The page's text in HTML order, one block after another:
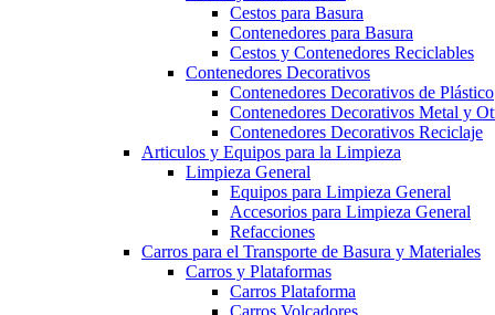
Cestos para Basura
Contenedores para Basura
Cestos y Contenedores Reciclables
Contenedores Decorativos
Contenedores Decorativos de Plástico
Contenedores Decorativos Metal y
Contenedores Decorativos Reciclaje
Articulos y Equipos para la Limpieza
Limpieza General
Equipos para Limpieza General
Accesorios para Limpieza General
Refacciones
Carros para el Transporte de Basura y Materiales
Carros y Plataformas
Carros Plataforma
Carros Volcadores